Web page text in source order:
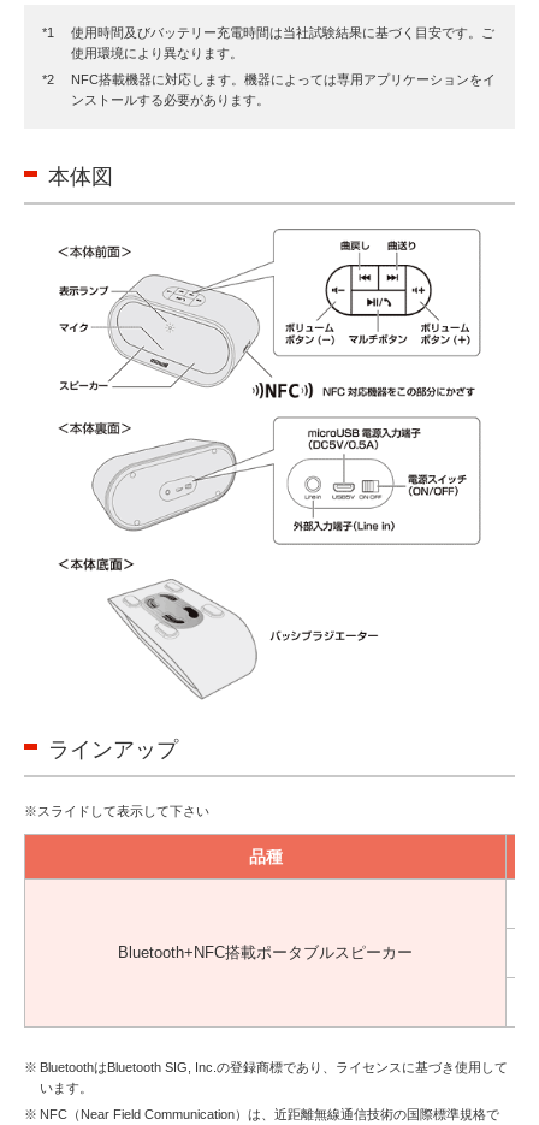
使用時間及びバッテリー充電時間は当社試験結果に基づく目安です。ご
使用環境により異なります。
NFC搭載機器に対応します。機器によっては専用アプリケーションをイ
ンストールする必要があります。
本体図
ラインアップ
品種
Bluetooth+NFC搭載ポータブルスピーカー
BluetoothはBluetooth SIG, Inc.の登録商標であり、ライセンスに基づき使用して
います。
NFC（Near Field Communication）は、近距離無線通信技術の国際標準規格で